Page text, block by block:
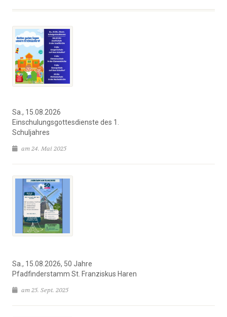
Sa., 15.08.2026
Einschulungsgottesdienste des 1.
Schuljahres
am 24. Mai 2025
Sa., 15.08.2026, 50 Jahre
Pfadfinderstamm St. Franziskus Haren
am 25. Sept. 2025